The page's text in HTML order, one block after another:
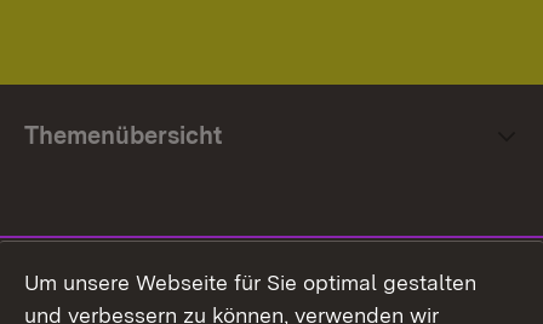
Themenübersicht
Facebook
Um unsere Webseite für Sie optimal gestalten
und verbessern zu können, verwenden wir